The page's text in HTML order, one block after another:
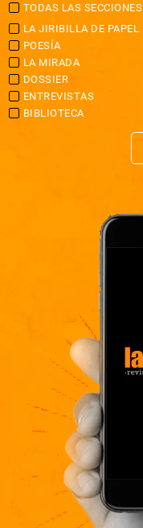
TODAS LAS SECCIONES
LA JIRIBILLA DE PAPEL
POESÍA
LA MIRADA
DOSSIER
ENTREVISTAS
BIBLIOTECA